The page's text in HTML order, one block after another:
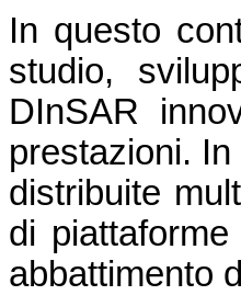
In questo
studio,
DInSAR
prestazioni.
distribuite
di
abbattimento